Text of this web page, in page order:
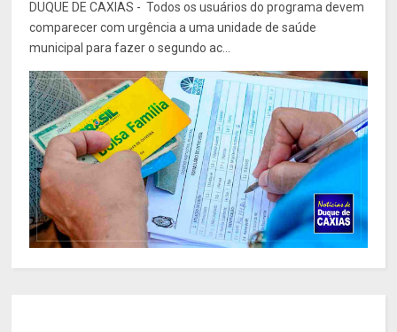
DUQUE DE CAXIAS - Todos os usuários do programa devem
comparecer com urgência a uma unidade de saúde
municipal para fazer o segundo ac...